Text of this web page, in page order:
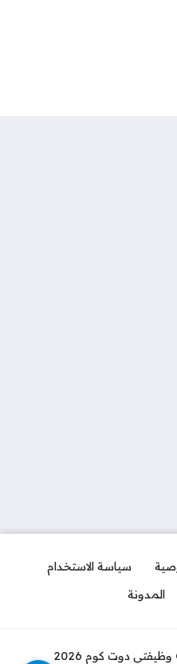
سياسة الاستخدام
المدونة
دوت كوم 2026